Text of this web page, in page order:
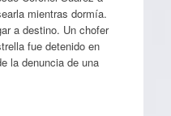
mientras dormía.
a destino. Un chofer
fue detenido en
la denuncia de una